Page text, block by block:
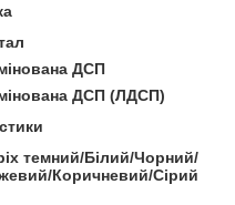
ДСП
ДСП (ЛДСП)
темний/Білий/Чорний/
Коричневий/Сірий